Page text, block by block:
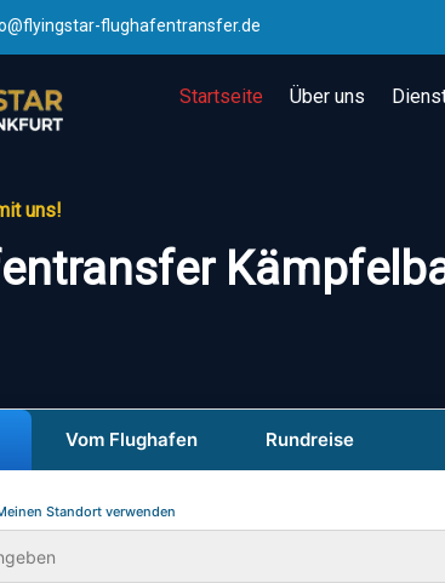
flughafentransfer.de
Startseite Über uns
uns!
Vom Flughafen Rundreise
Standort verwenden